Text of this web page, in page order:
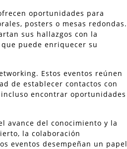
oportunidades para
posters o mesas redondas.
sus hallazgos con la
puede enriquecer su
Estos eventos reúnen
de establecer contactos con
encontrar oportunidades
avance del conocimiento y la
la colaboración
eventos desempeñan un papel